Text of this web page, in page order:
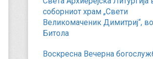
соборниот храм „Свети
Великомаченик Димитриј“, во
Битола
Воскресна Вечерна